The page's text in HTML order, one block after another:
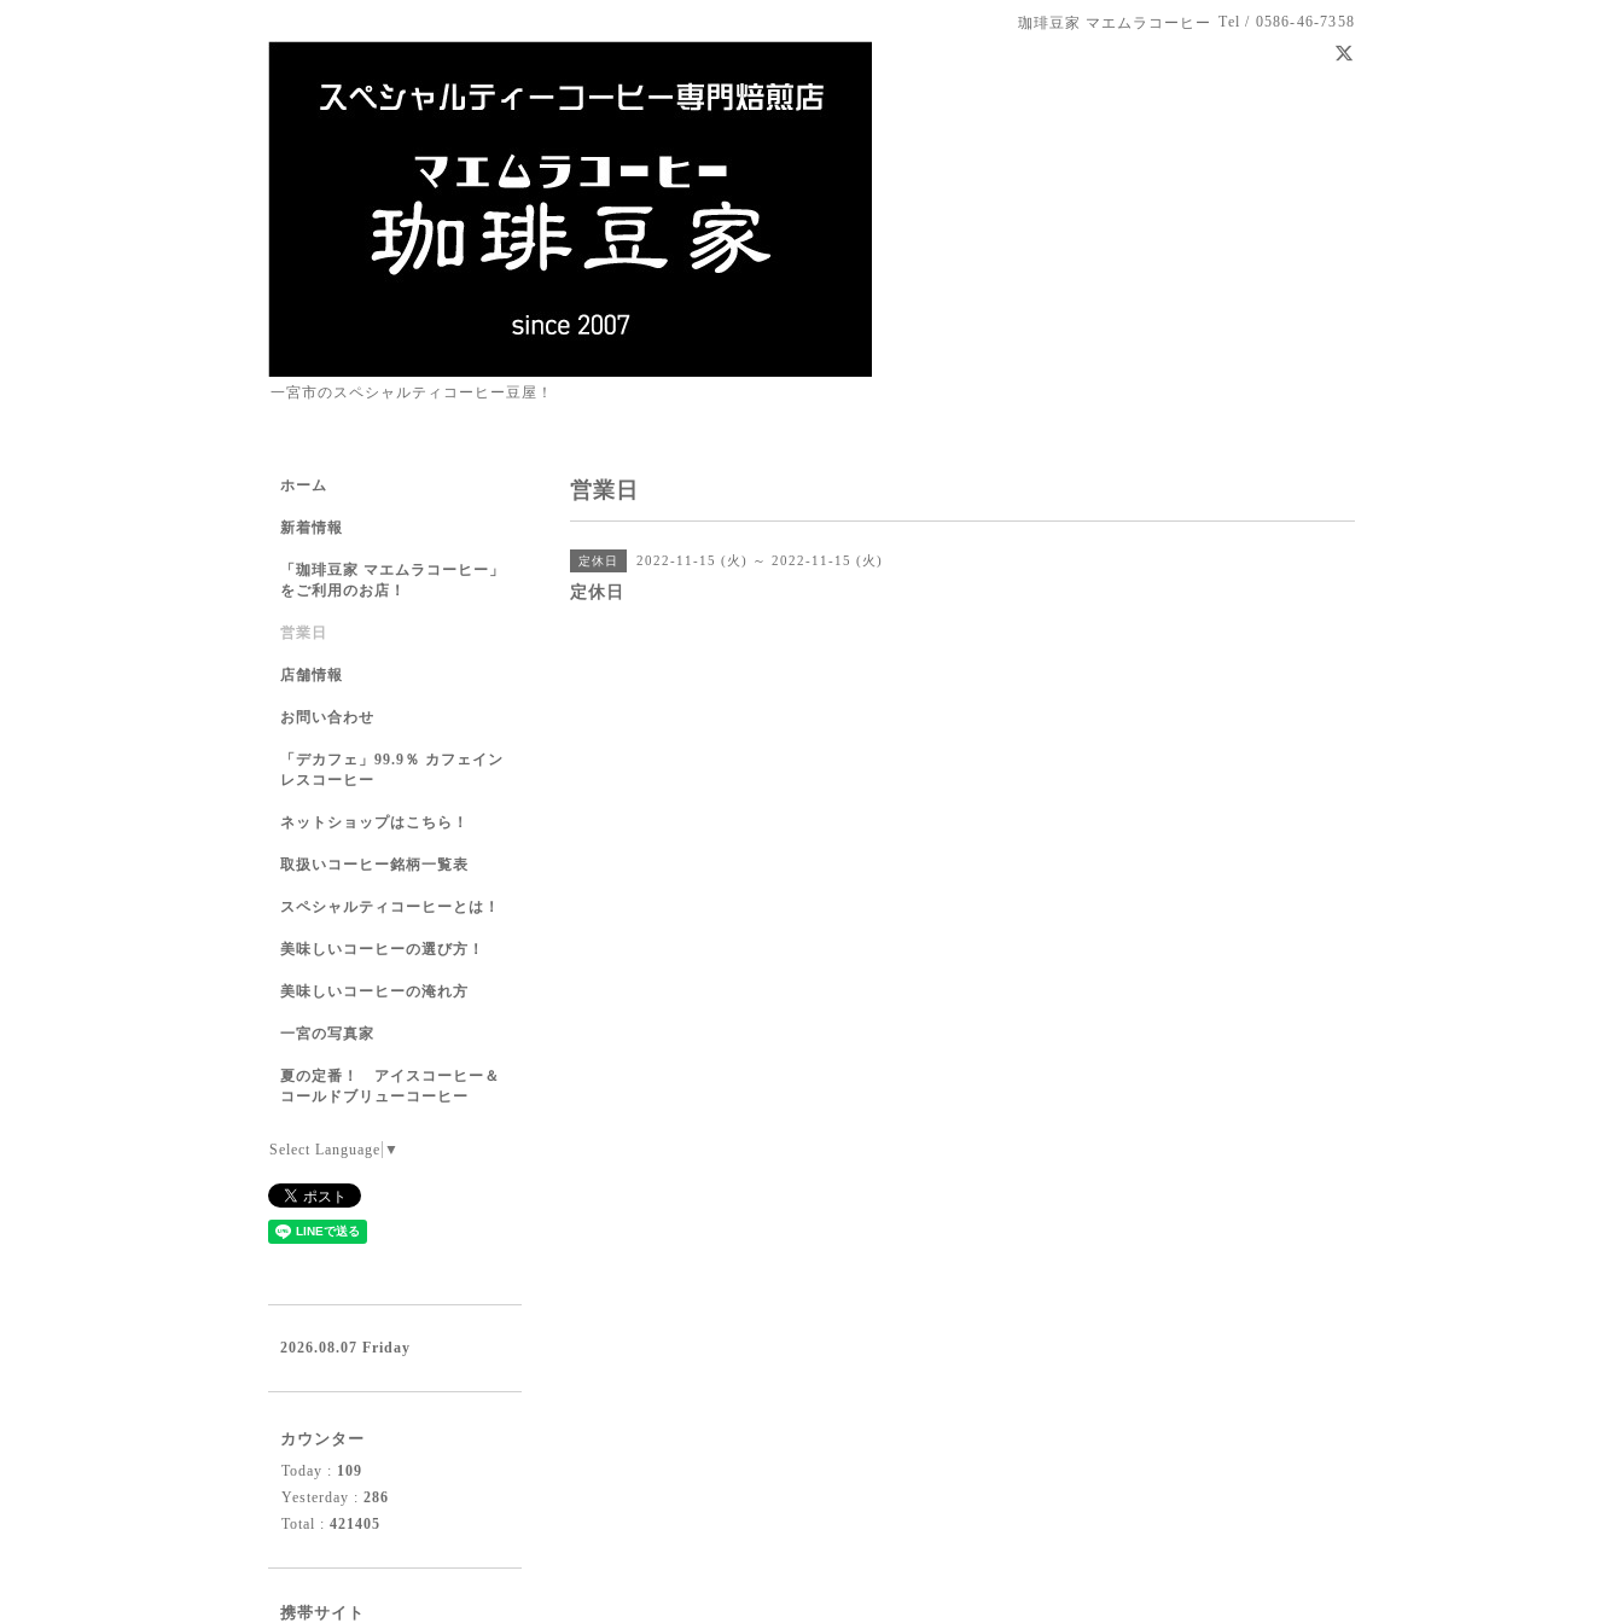
珈琲豆家 マエムラコーヒー Tel / 0586-46-7358
一宮市のスペシャルティコーヒー豆屋！
営業日
定休日 2022-11-15 (火) ～ 2022-11-15 (火)
定休日
ホーム
新着情報
「珈琲豆家 マエムラコーヒー」
をご利用のお店！
営業日
店舗情報
お問い合わせ
「デカフェ」99.9％ カフェイン
レスコーヒー
ネットショップはこちら！
取扱いコーヒー銘柄一覧表
スペシャルティコーヒーとは！
美味しいコーヒーの選び方！
美味しいコーヒーの淹れ方
一宮の写真家
夏の定番！ アイスコーヒー＆
コールドブリューコーヒー
Select Language ▼
2026.08.07 Friday
カウンター
Today : 109
Yesterday : 286
Total : 421405
携帯サイト